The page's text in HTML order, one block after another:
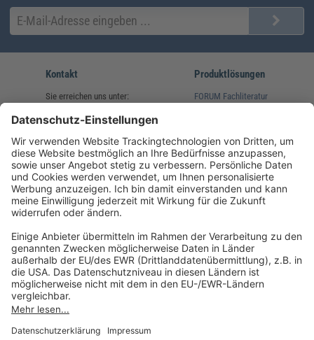
Kontakt
Sie erreichen uns unter:
(08233) 38 11 23
service@forum-verlag.com
Mo-Do 07:30 - 17:00 Uhr
Fr 07:30 - 15:00 Uhr
Produktlösungen
FORUM Fachliteratur
Folgen Sie uns
Impressum
Datenschutz